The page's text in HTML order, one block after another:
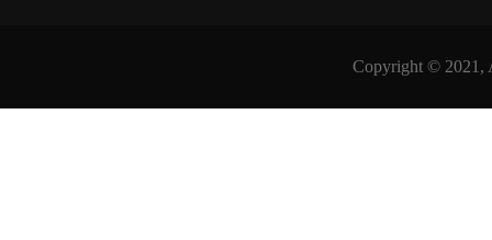
Copyright © 2021,